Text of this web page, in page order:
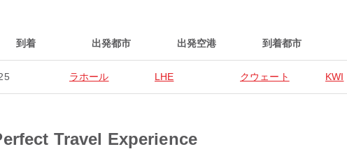
到着 出発都市 出発空港 到着都市
ラホール LHE クウェート KWI
Travel Experience